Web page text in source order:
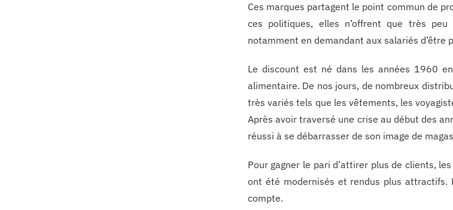
Ces marques partagent le point commun de
ces politiques, elles n’offrent que très
notamment en demandant aux salariés
Le discount est né dans les années 1960
alimentaire. De nos jours, de nombreux
très variés tels que les vêtements, les
Après avoir traversé une crise au début des
réussi à se débarrasser de son image de
Pour gagner le pari d’attirer plus de clients,
ont été modernisés et rendus plus
compte.